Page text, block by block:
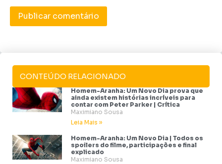
CONTEÚDO RELACIONADO
Homem-Aranha: Um Novo Dia prova que
ainda existem histórias incríveis para
contar com Peter Parker | Crítica
Maximiano Sousa
Leia Mais »
Homem-Aranha: Um Novo Dia | Todos os
spoilers do filme, participações e final
explicado
Maximiano Sousa